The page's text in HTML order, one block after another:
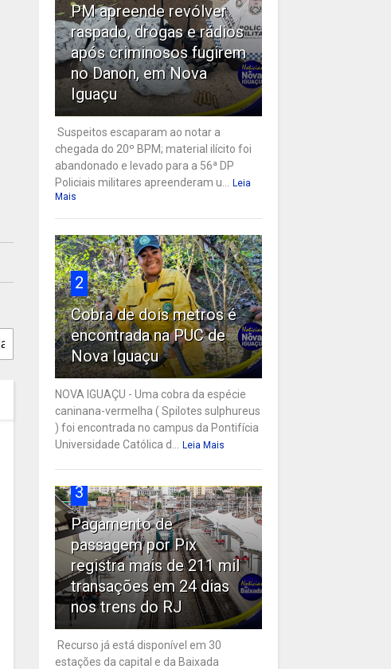
PM apreende revólver
raspado, drogas e rádios
após criminosos fugirem
no Danon, em Nova
Iguaçu
Suspeitos escaparam ao notar a
chegada do 20º BPM; material ilícito foi
abandonado e levado para a 56ª DP
Policiais militares apreenderam u...
Leia
Mais
2
Cobra de dois metros é
encontrada na PUC de
Nova Iguaçu
NOVA IGUAÇU - Uma cobra da espécie
caninana-vermelha ( Spilotes sulphureus
) foi encontrada no campus da Pontifícia
Universidade Católica d...
Leia Mais
3
Pagamento de
passagem por Pix
registra mais de 211 mil
transações em 24 dias
nos trens do RJ
Recurso já está disponível em 30
estações da capital e da Baixada